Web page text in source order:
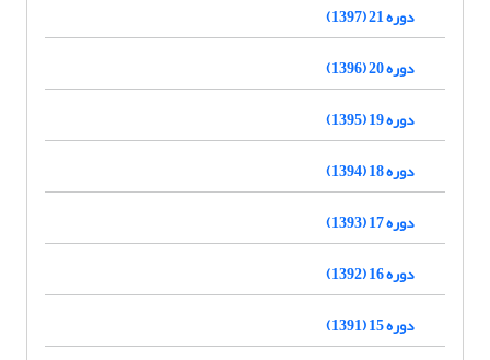
دوره 21 (1397)
دوره 20 (1396)
دوره 19 (1395)
دوره 18 (1394)
دوره 17 (1393)
دوره 16 (1392)
دوره 15 (1391)